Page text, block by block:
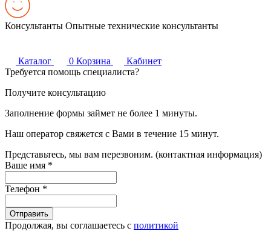
Консультанты Опытные технические консультанты
Каталог 0 Корзина
Кабинет
Требуется помощь специалиста?
Получите консультацию
Заполнение формы займет не более 1 минуты.
Наш оператор свяжется с Вами в течение 15 минут.
Представьтесь, мы вам перезвоним. (контактная информация)
Ваше имя *
Телефон *
Продолжая, вы соглашаетесь с политикой